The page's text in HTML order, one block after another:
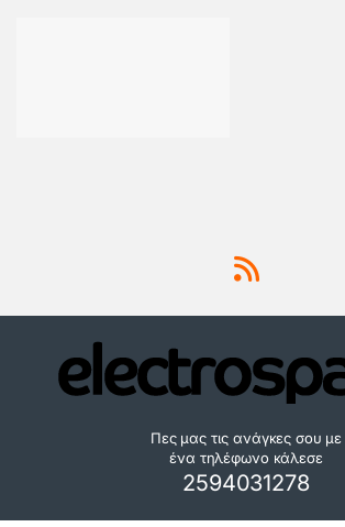
Πες μας τις ανάγκες σου με
ένα τηλέφωνο κάλεσε
2594031278